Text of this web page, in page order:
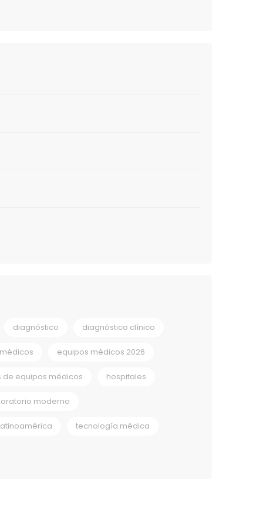
diagnóstico diagnóstico clínico
equipos médicos 2026
de equipos médicos hospitales
moderno
tecnología médica